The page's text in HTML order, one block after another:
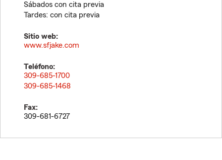
Sábados con cita previa
Tardes: con cita previa
Sitio web:
www.sfjake.com
Teléfono:
309-685-1700
309-685-1468
Fax:
309-681-6727